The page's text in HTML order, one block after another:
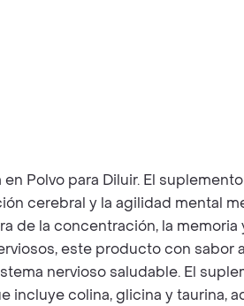
Polvo para Diluir. El
cerebral y la agilidad mental
de la concentración, la
este producto con
nervioso saludable. El
colina, glicina y taurina,